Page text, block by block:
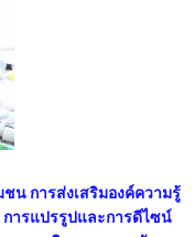
การส่งเสริมองค์ความรู้
ารแปรรูปและการดีไซน์